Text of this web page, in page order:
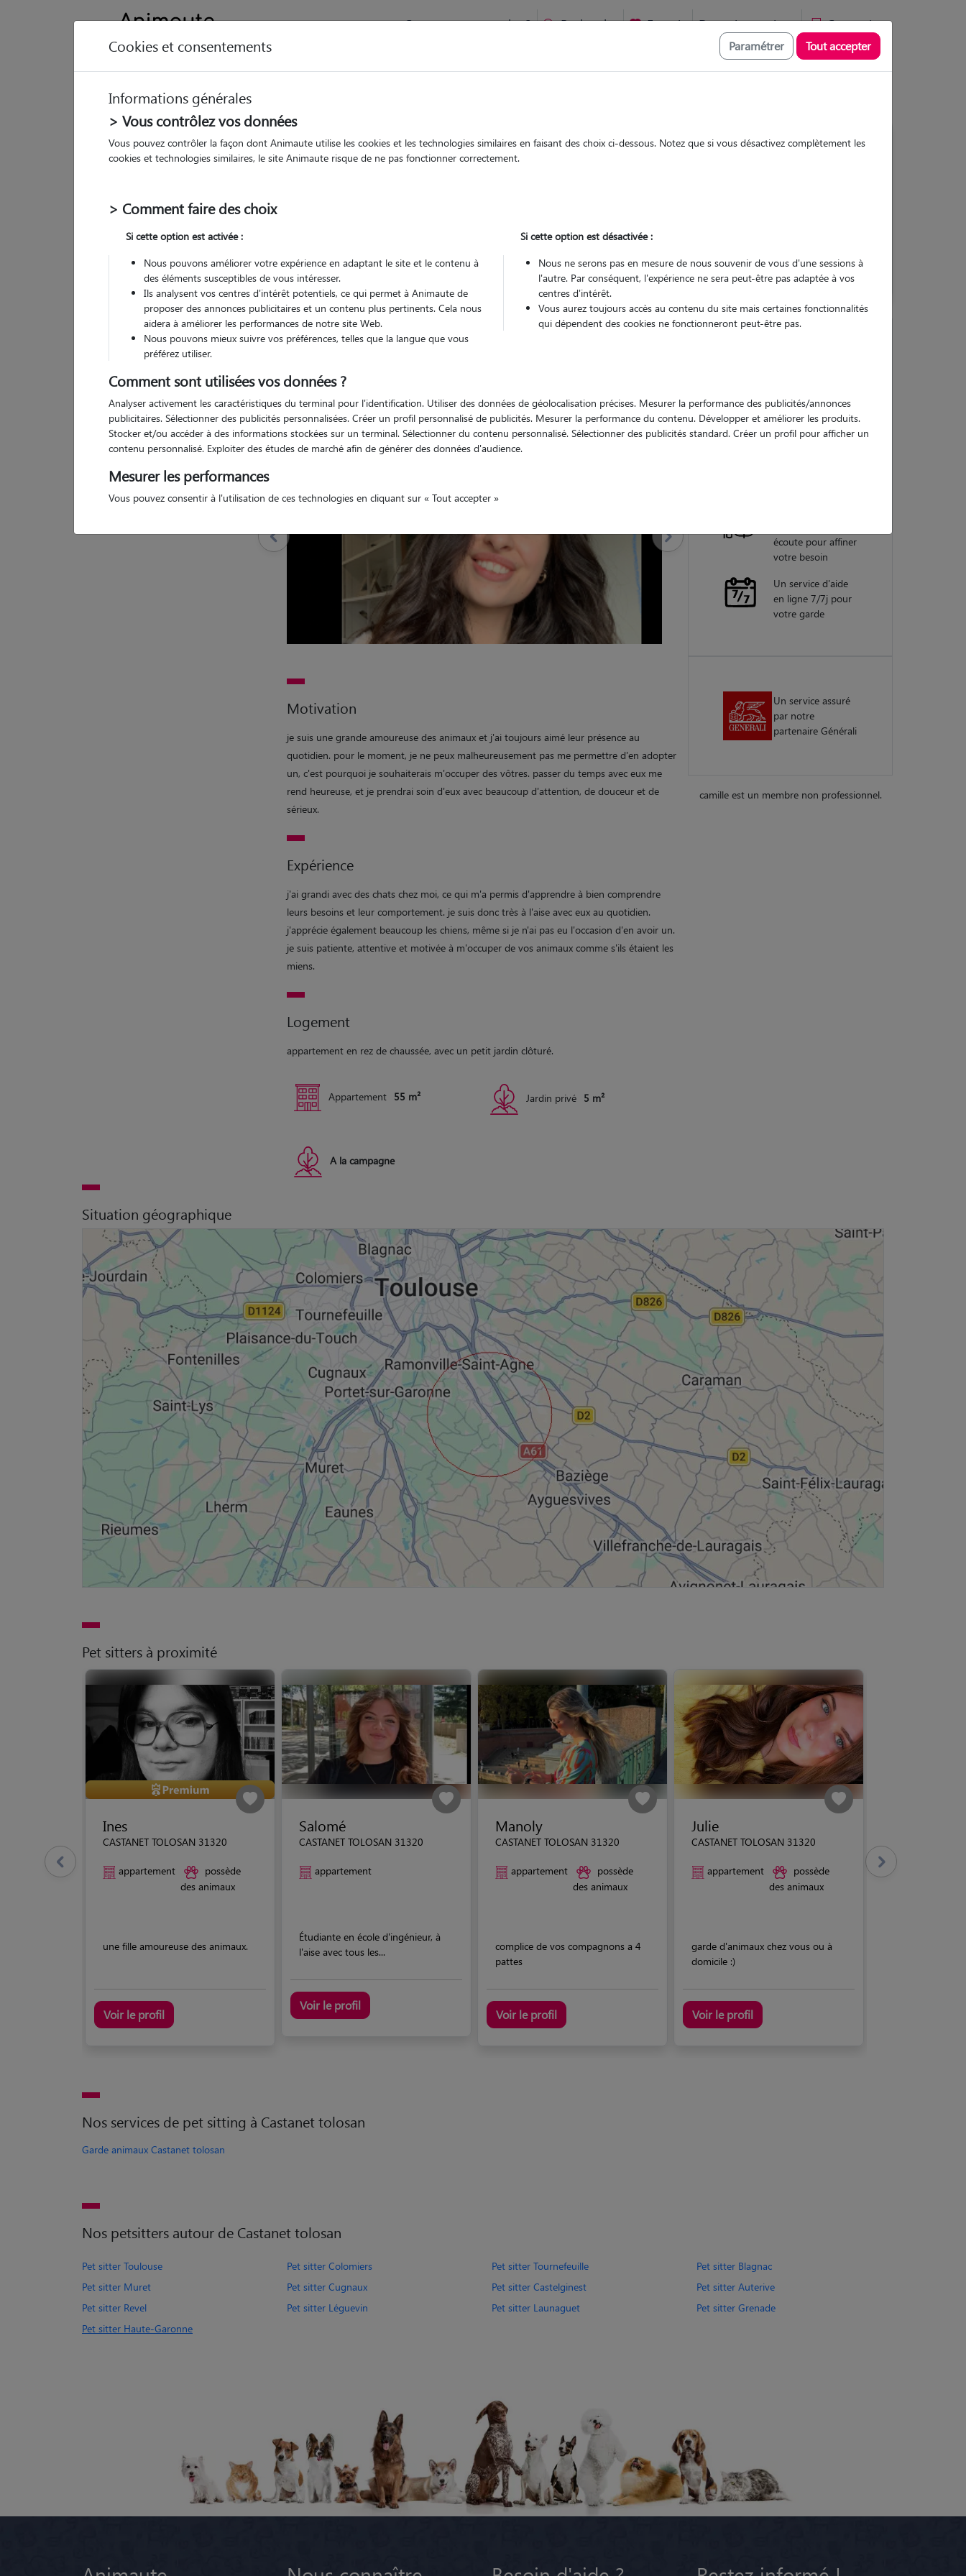
Comment ça marche ? Recherche Favoris Devenir pet sitter Connexion
Camille
chez le Pet Sitter
Pas d'animaux
Motivation
je suis une grande amoureuse des animaux et j'ai toujours aimé leur présence au
quotidien. pour le moment, je ne peux malheureusement pas me permettre d'en adopter
un, c'est pourquoi je souhaiterais m'occuper des vôtres. passer du temps avec eux me
rend heureuse, et je prendrai soin d'eux avec beaucoup d'attention, de douceur et de
sérieux.
Expérience
j'ai grandi avec des chats chez moi, ce qui m'a permis d'apprendre à bien comprendre
leurs besoins et leur comportement. je suis donc très à l'aise avec eux au quotidien.
j'apprécie également beaucoup les chiens, même si je n'ai pas eu l'occasion d'en avoir un.
je suis patiente, attentive et motivée à m'occuper de vos animaux comme s'ils étaient les
miens.
Logement
appartement en rez de chaussée, avec un petit jardin clôturé.
Appartement 55 m² Jardin privé 5 m²
A la campagne
garanties
écoute pour affiner
votre besoin
Un service d'aide
en ligne 7/7j pour
votre garde
Un service assuré
par notre
partenaire Générali
camille est un membre non professionnel.
Situation géographique
Pet sitters à proximité
Ines
CASTANET TOLOSAN 31320
appartement
possède
des animaux
une fille amoureuse des animaux.
Voir le profil
Salomé
CASTANET TOLOSAN 31320
appartement
Étudiante en école d'ingénieur, à
l'aise avec tous les...
Voir le profil
Manoly
CASTANET TOLOSAN 31320
appartement
possède
des animaux
complice de vos compagnons a 4
pattes
Voir le profil
Julie
CASTANET TOLOSAN 31320
appartement
possède
des animaux
garde d'animaux chez vous ou à
domicile :)
Voir le profil
Nos services de pet sitting à Castanet tolosan
Garde animaux Castanet tolosan
Nos petsitters autour de Castanet tolosan
Pet sitter Toulouse Pet sitter Colomiers Pet sitter Tournefeuille
Pet sitter Blagnac
Pet sitter Muret
Pet sitter Cugnaux Pet sitter Castelginest
Pet sitter Auterive
Pet sitter Revel
Pet sitter Léguevin Pet sitter Launaguet
Pet sitter Grenade
Pet sitter Haute-Garonne
Cookies et consentements Paramétrer Tout accepter
Informations générales
> Vous contrôlez vos données
Vous pouvez contrôler la façon dont Animaute utilise les cookies et les technologies similaires en faisant des choix ci-dessous. Notez que si vous désactivez complètement les
cookies et technologies similaires, le site Animaute risque de ne pas fonctionner correctement.
> Comment faire des choix
Si cette option est activée :
Nous pouvons améliorer votre expérience en adaptant le site et le contenu à
des éléments susceptibles de vous intéresser.
Ils analysent vos centres d'intérêt potentiels, ce qui permet à Animaute de
proposer des annonces publicitaires et un contenu plus pertinents. Cela nous
aidera à améliorer les performances de notre site Web.
Nous pouvons mieux suivre vos préférences, telles que la langue que vous
préférez utiliser.
Si cette option est désactivée :
Nous ne serons pas en mesure de nous souvenir de vous d'une sessions à
l'autre. Par conséquent, l'expérience ne sera peut-être pas adaptée à vos
centres d'intérêt.
Vous aurez toujours accès au contenu du site mais certaines fonctionnalités
qui dépendent des cookies ne fonctionneront peut-être pas.
Comment sont utilisées vos données ?
Analyser activement les caractéristiques du terminal pour l'identification. Utiliser des données de géolocalisation précises. Mesurer la performance des publicités/annonces
publicitaires. Sélectionner des publicités personnalisées. Créer un profil personnalisé de publicités. Mesurer la performance du contenu. Développer et améliorer les produits.
Stocker et/ou accéder à des informations stockées sur un terminal. Sélectionner du contenu personnalisé. Sélectionner des publicités standard. Créer un profil pour afficher un
contenu personnalisé. Exploiter des études de marché afin de générer des données d'audience.
Mesurer les performances
Vous pouvez consentir à l'utilisation de ces technologies en cliquant sur « Tout accepter »